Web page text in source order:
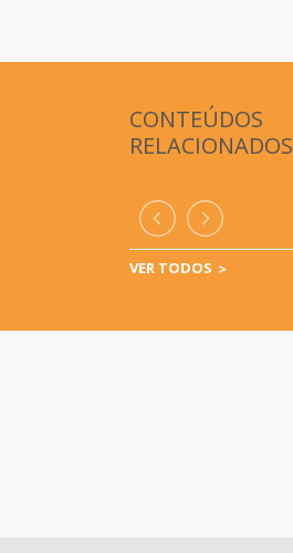
CONTEÚDOS
RELACIONADOS
VER TODOS